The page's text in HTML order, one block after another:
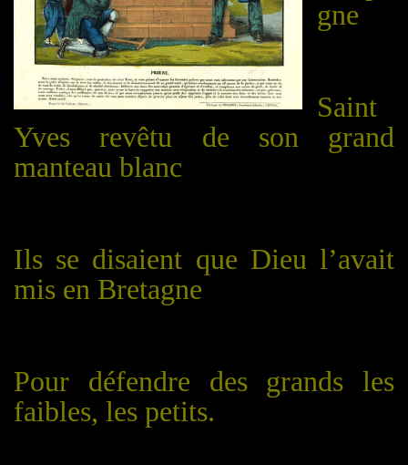
gne
Saint
Yves revêtu de son grand
manteau blanc
Ils se disaient que Dieu l’avait
mis en Bretagne
Pour défendre des grands les
faibles, les petits.